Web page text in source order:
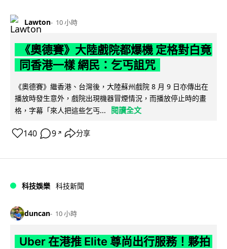
Lawton 10 小時
《奧德賽》大陸戲院都爆機 定格對白竟
同香港一樣 網民：乞丐詛咒
《奧德賽》繼香港、台灣後，大陸蘇州戲院 8 月 9 日亦傳出在
播放時發生意外，戲院出現機器冒煙情況，而播放停止時的畫
格，字幕「來人把這些乞丐...
閱讀全文
140 9 ↗ 分享
科技娛樂 科技新聞
duncan 10 小時
Uber 在港推 Elite 尊尚出行服務！夥拍